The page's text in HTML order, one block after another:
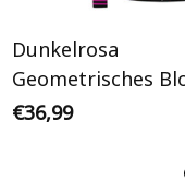
Dunkelrosa
Geometrisches
Camouflagemuster
Personalisiertes
€36,99